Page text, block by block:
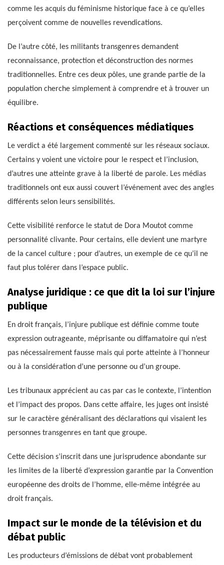
comme les acquis du féminisme historique face à ce qu’elles
perçoivent comme de nouvelles revendications.
De l’autre côté, les militants transgenres demandent
reconnaissance, protection et déconstruction des normes
traditionnelles. Entre ces deux pôles, une grande partie de la
population cherche simplement à comprendre et à trouver un
équilibre.
Réactions et conséquences médiatiques
Le verdict a été largement commenté sur les réseaux sociaux.
Certains y voient une victoire pour le respect et l’inclusion,
d’autres une atteinte grave à la liberté de parole. Les médias
traditionnels ont eux aussi couvert l’événement avec des angles
différents selon leurs sensibilités.
Cette visibilité renforce le statut de Dora Moutot comme
personnalité clivante. Pour certains, elle devient une martyre
de la cancel culture ; pour d’autres, un exemple de ce qu’il ne
faut plus tolérer dans l’espace public.
Analyse juridique : ce que dit la loi sur l’injure
publique
En droit français, l’injure publique est définie comme toute
expression outrageante, méprisante ou diffamatoire qui n’est
pas nécessairement fausse mais qui porte atteinte à l’honneur
ou à la considération d’une personne ou d’un groupe.
Les tribunaux apprécient au cas par cas le contexte, l’intention
et l’impact des propos. Dans cette affaire, les juges ont insisté
sur le caractère généralisant des déclarations qui visaient les
personnes transgenres en tant que groupe.
Cette décision s’inscrit dans une jurisprudence abondante sur
les limites de la liberté d’expression garantie par la Convention
européenne des droits de l’homme, elle-même intégrée au
droit français.
Impact sur le monde de la télévision et du
débat public
Les producteurs d’émissions de débat vont probablement